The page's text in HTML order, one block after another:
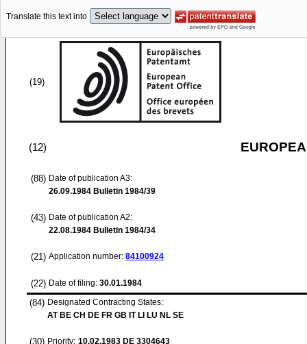
Translate this text into
(19)
(12)
(88) Date of publication A3:
26.09.1984 Bulletin 1984/39
(43) Date of publication A2:
22.08.1984 Bulletin 1984/34
(21) Application number: 84100924
(22) Date of filing: 30.01.1984
(84) Designated Contracting States:
AT BE CH DE FR GB IT LI LU NL SE
(30) Priority: 10.02.1983 DE 3304643